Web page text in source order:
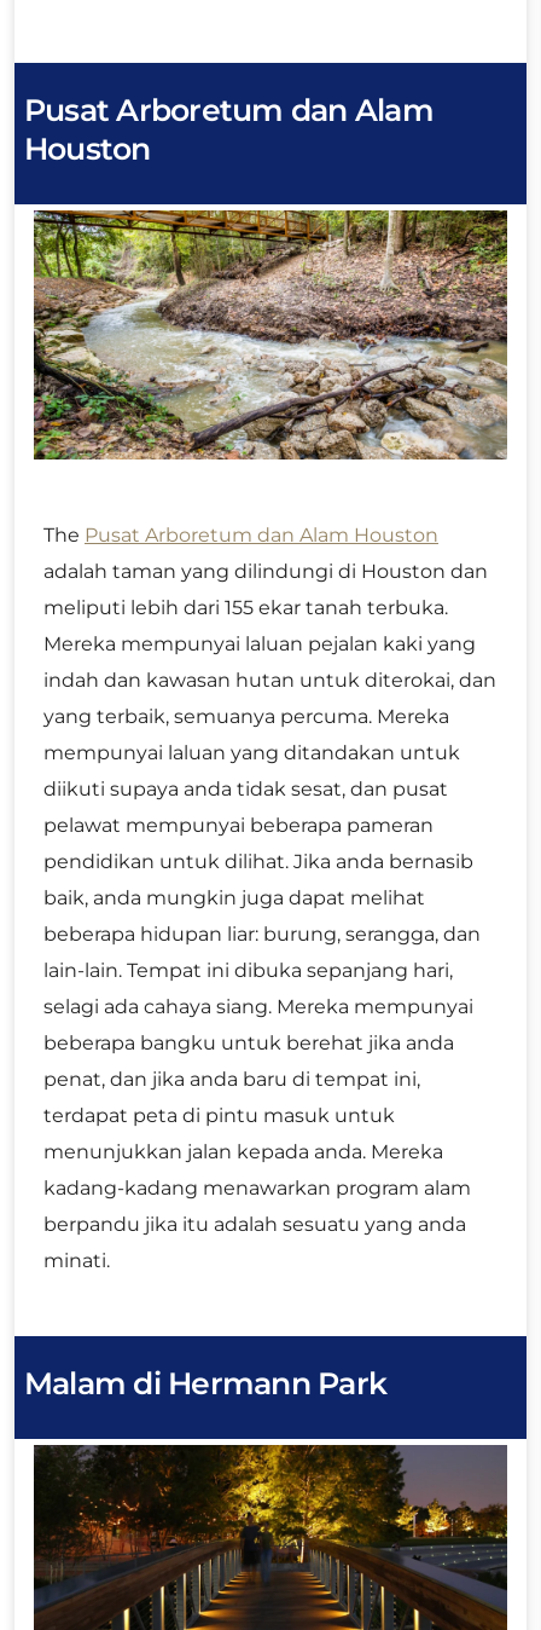
Pusat Arboretum dan Alam
Houston
The Pusat Arboretum dan Alam Houston
adalah taman yang dilindungi di Houston dan
meliputi lebih dari 155 ekar tanah terbuka.
Mereka mempunyai laluan pejalan kaki yang
indah dan kawasan hutan untuk diterokai, dan
yang terbaik, semuanya percuma. Mereka
mempunyai laluan yang ditandakan untuk
diikuti supaya anda tidak sesat, dan pusat
pelawat mempunyai beberapa pameran
pendidikan untuk dilihat. Jika anda bernasib
baik, anda mungkin juga dapat melihat
beberapa hidupan liar: burung, serangga, dan
lain-lain. Tempat ini dibuka sepanjang hari,
selagi ada cahaya siang. Mereka mempunyai
beberapa bangku untuk berehat jika anda
penat, dan jika anda baru di tempat ini,
terdapat peta di pintu masuk untuk
menunjukkan jalan kepada anda. Mereka
kadang-kadang menawarkan program alam
berpandu jika itu adalah sesuatu yang anda
minati.
Malam di Hermann Park